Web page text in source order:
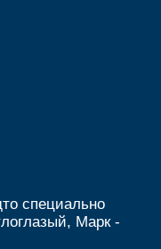
специально
Марк -